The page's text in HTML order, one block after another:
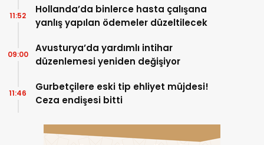
Hollanda’da binlerce hasta çalışana
yanlış yapılan ödemeler düzeltilecek
11:52
Avusturya’da yardımlı intihar
düzenlemesi yeniden değişiyor
09:00
Gurbetçilere eski tip ehliyet müjdesi!
Ceza endişesi bitti
11:46